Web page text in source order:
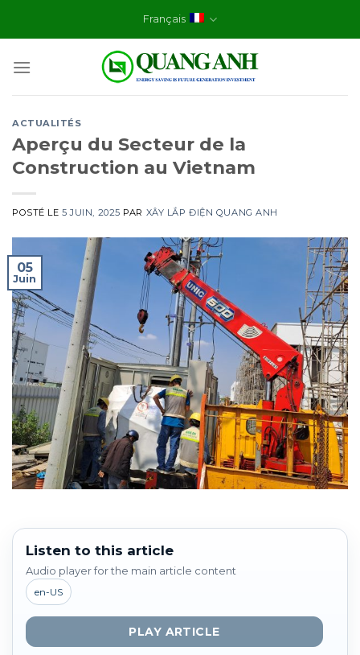
Français
ACTUALITÉS
Aperçu du Secteur de la
Construction au Vietnam
POSTÉ LE5 JUIN, 2025 PAR XÂY LẮP ĐIỆN QUANG ANH
05
Juin
Listen to this article
Audio player for the main article content
en-US
PLAY ARTICLE